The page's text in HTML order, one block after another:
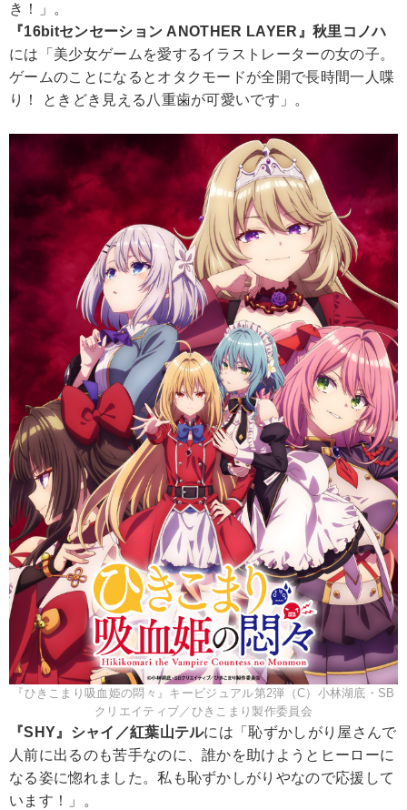
き！」。
『16bitセンセーション ANOTHER LAYER』秋里コノハ
には「美少女ゲームを愛するイラストレーターの女の子。
ゲームのことになるとオタクモードが全開で長時間一人喋
り！ ときどき見える八重歯が可愛いです」。
『ひきこまり吸血姫の悶々』キービジュアル第2弾（C）小林湖底・SB
クリエイティブ／ひきこまり製作委員会
『SHY』シャイ／紅葉山テルには「恥ずかしがり屋さんで
人前に出るのも苦手なのに、誰かを助けようとヒーローに
なる姿に惚れました。私も恥ずかしがりやなので応援して
います！」。